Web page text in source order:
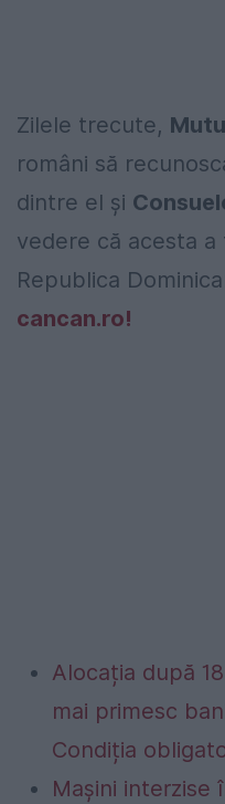
Zilele trecute, Mutu
români să
dintre el şi
vedere că acesta
Republica
cancan.ro!
Alocația după
mai primesc
Condiția
Mașini interzise